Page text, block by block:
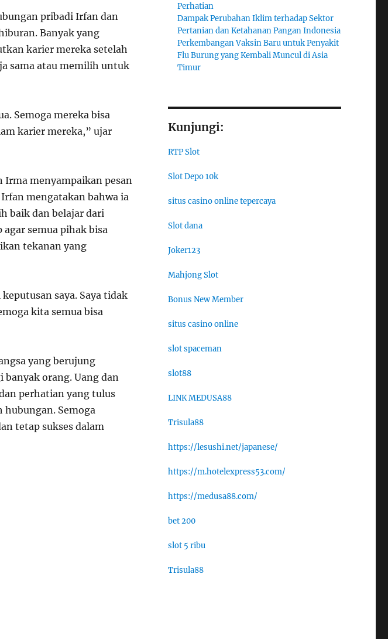
pribadi Irfan dan
Banyak yang
karier mereka setelah
sama atau memilih untuk
Semoga mereka bisa
karier mereka,” ujar
Irma menyampaikan pesan
mengatakan bahwa ia
baik dan belajar dari
semua pihak bisa
tekanan yang
saya. Saya tidak
kita semua bisa
yang berujung
orang. Uang dan
perhatian yang tulus
hubungan. Semoga
tetap sukses dalam
Perhatian
Dampak Perubahan Iklim terhadap Sektor
Pertanian dan Ketahanan Pangan Indonesia
Perkembangan Vaksin Baru untuk Penyakit
Flu Burung yang Kembali Muncul di Asia
Timur
Kunjungi:
RTP Slot
Slot Depo 10k
situs casino online tepercaya
Slot dana
Joker123
Mahjong Slot
Bonus New Member
situs casino online
slot spaceman
slot88
LINK MEDUSA88
Trisula88
https://lesushi.net/japanese/
https://m.hotelexpress53.com/
https://medusa88.com/
bet 200
slot 5 ribu
Trisula88